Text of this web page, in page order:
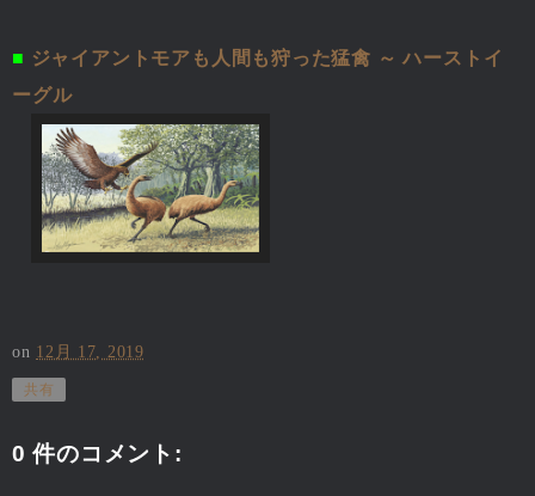
■ ジャイアントモアも人間も狩った猛禽 ～ ハーストイ
ーグル
on 12月 17, 2019
共有
0 件のコメント: